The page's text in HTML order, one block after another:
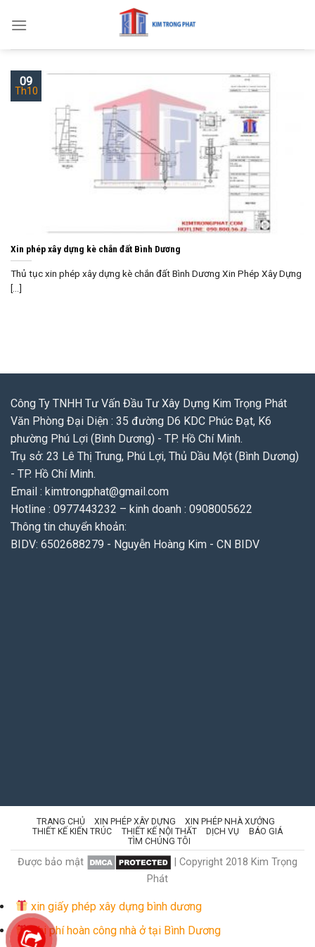
Xin phép xây dựng kè chắn đất Bình Dương
Thủ tục xin phép xây dựng kè chắn đất Bình Dương Xin Phép Xây Dựng
[...]
09
Th10
Công Ty TNHH Tư Vấn Đầu Tư Xây Dựng Kim Trọng Phát
Văn Phòng Đại Diện : 35 đường D6 KDC Phúc Đạt, K6
phường Phú Lợi (Bình Dương) - TP. Hồ Chí Minh.
Trụ sở: 23 Lê Thị Trung, Phú Lợi, Thủ Dầu Một (Bình Dương)
- TP. Hồ Chí Minh.
Email : kimtrongphat@gmail.com
Hotline : 0977443232 – kinh doanh : 0908005622
Thông tin chuyển khoản:
BIDV: 6502688279 - Nguyễn Hoàng Kim - CN BIDV
TRANG CHỦ XIN PHÉP XÂY DỰNG
XIN PHÉP NHÀ XƯỞNG
THIẾT KẾ KIẾN TRÚC
THIẾT KẾ NỘI THẤT DỊCH VỤ
BÁO GIÁ
TÌM CHÚNG TÔI
Được bảo mật
| Copyright 2018 Kim Trọng
Phát
xin giấy phép xây dựng bình dương
Chi phí hoàn công nhà ở tại Bình Dương